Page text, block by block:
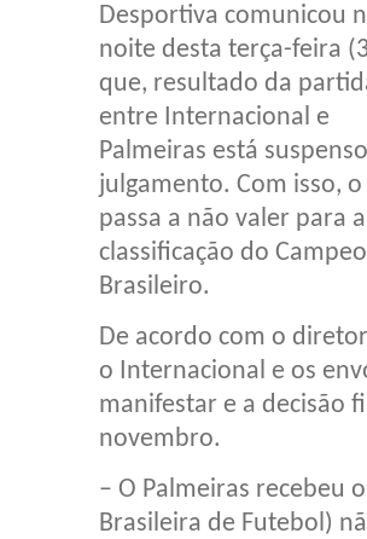
Desportiva comunicou
noite desta terça-feira
que, resultado da
entre Internacional e
Palmeiras está
julgamento. Com isso,
passa a não valer para a
classificação do
Brasileiro.
De acordo com o
o Internacional e os
manifestar e a decisão
novembro.
– O Palmeiras recebeu
Brasileira de Futebol)